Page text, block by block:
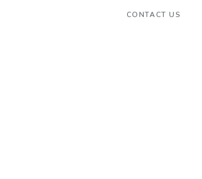
CONTACT US